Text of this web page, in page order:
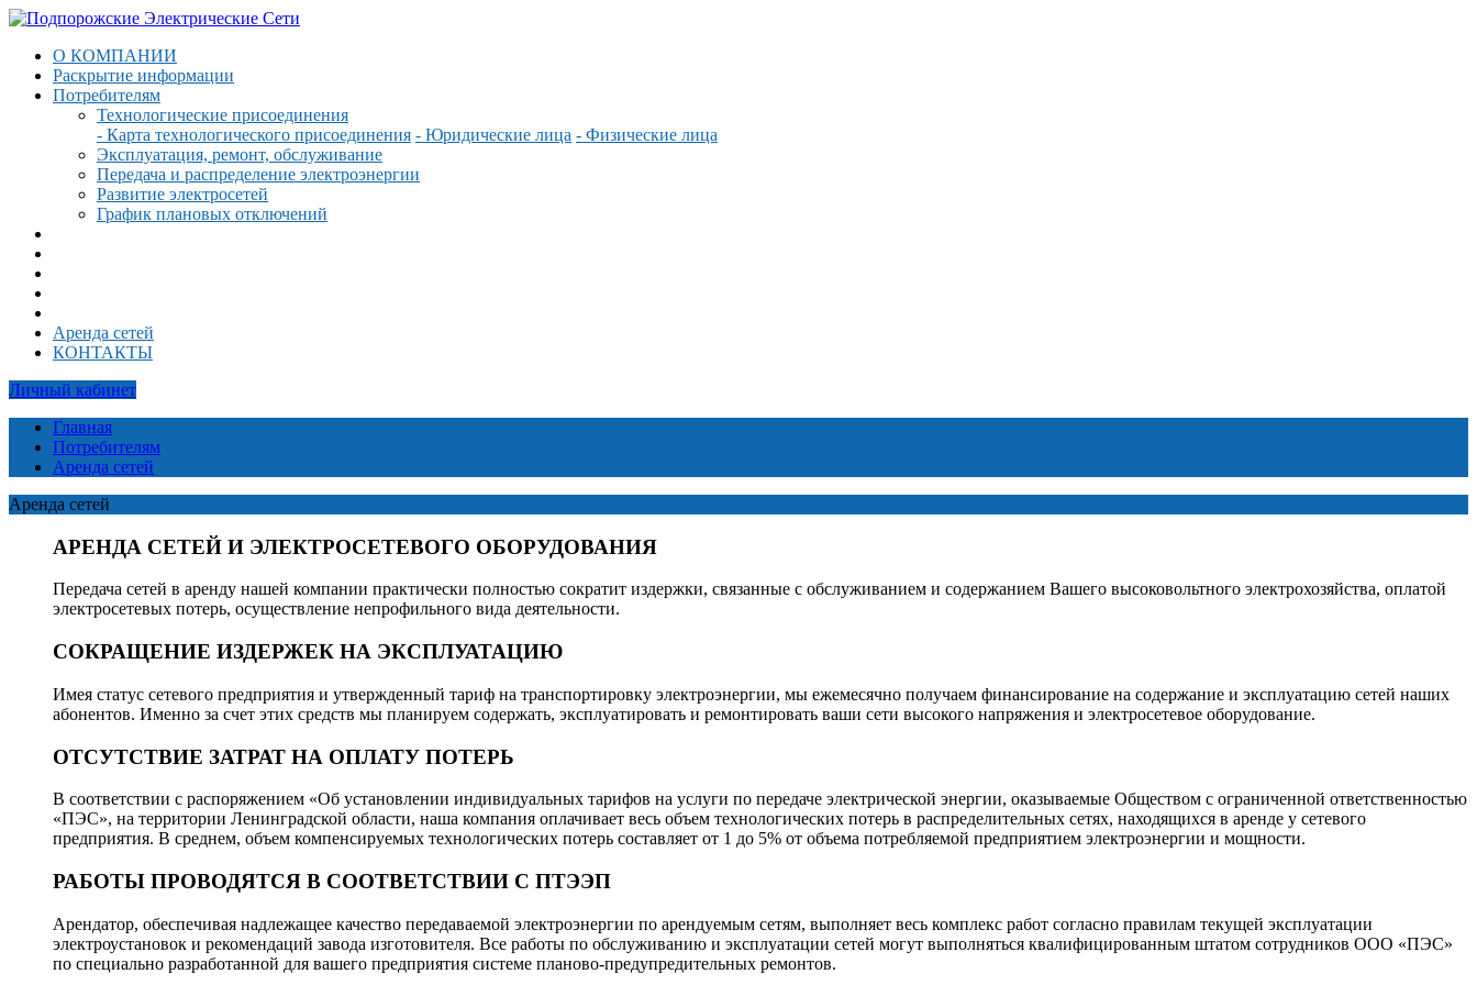
О КОМПАНИИ
Раскрытие информации
Потребителям
Технологические присоединения
- Карта технологического присоединения - Юридические лица - Физические лица
Эксплуатация, ремонт, обслуживание
Передача и распределение электроэнергии
Развитие электросетей
График плановых отключений
Аренда сетей
КОНТАКТЫ
Личный кабинет
Главная
Потребителям
Аренда сетей
Аренда сетей
АРЕНДА СЕТЕЙ И ЭЛЕКТРОСЕТЕВОГО ОБОРУДОВАНИЯ
Передача сетей в аренду нашей компании практически полностью сократит издержки, связанные с обслуживанием и содержанием Вашего высоковольтного электрохозяйства, оплатой
электросетевых потерь, осуществление непрофильного вида деятельности.
СОКРАЩЕНИЕ ИЗДЕРЖЕК НА ЭКСПЛУАТАЦИЮ
Имея статус сетевого предприятия и утвержденный тариф на транспортировку электроэнергии, мы ежемесячно получаем финансирование на содержание и эксплуатацию сетей наших
абонентов. Именно за счет этих средств мы планируем содержать, эксплуатировать и ремонтировать ваши сети высокого напряжения и электросетевое оборудование.
ОТСУТСТВИЕ ЗАТРАТ НА ОПЛАТУ ПОТЕРЬ
В соответствии с распоряжением «Об установлении индивидуальных тарифов на услуги по передаче электрической энергии, оказываемые Обществом с ограниченной ответственностью
«ПЭС», на территории Ленинградской области, наша компания оплачивает весь объем технологических потерь в распределительных сетях, находящихся в аренде у сетевого
предприятия. В среднем, объем компенсируемых технологических потерь составляет от 1 до 5% от объема потребляемой предприятием электроэнергии и мощности.
РАБОТЫ ПРОВОДЯТСЯ В СООТВЕТСТВИИ С ПТЭЭП
Арендатор, обеспечивая надлежащее качество передаваемой электроэнергии по арендуемым сетям, выполняет весь комплекс работ согласно правилам текущей эксплуатации
электроустановок и рекомендаций завода изготовителя. Все работы по обслуживанию и эксплуатации сетей могут выполняться квалифицированным штатом сотрудников ООО «ПЭС»
по специально разработанной для вашего предприятия системе планово-предупредительных ремонтов.